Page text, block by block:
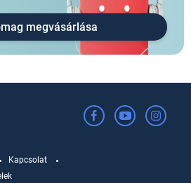
megvásárlása
Kapcsolat